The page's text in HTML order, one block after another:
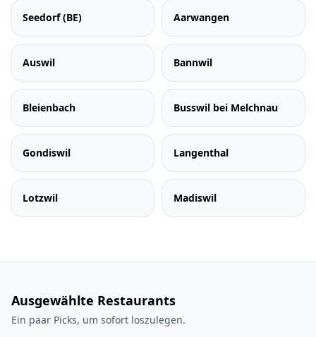
Seedorf (BE) Aarwangen
Auswil Bannwil
Bleienbach Busswil bei Melchnau
Gondiswil Langenthal
Lotzwil Madiswil
Ausgewählte Restaurants
Ein paar Picks, um sofort loszulegen.